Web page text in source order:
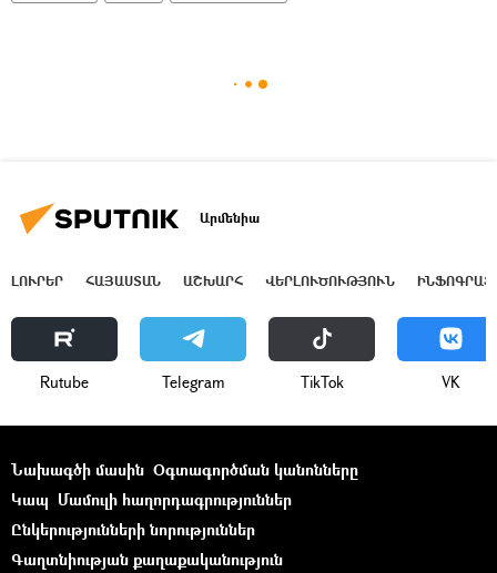
Արմենիա
ԼՈՒՐԵՐ ՀԱՅԱՍՏԱՆ ԱՇԽԱՐՀ ՎԵՐԼՈՒԾՈՒԹՅՈՒՆ
Rutube Telegram ТikТоk VK
Նախագծի մասին Օգտագործման կանոնները
Կապ Մամուլի հաղորդագրություններ
Ընկերությունների նորություններ
Գաղտնիության քաղաքականություն